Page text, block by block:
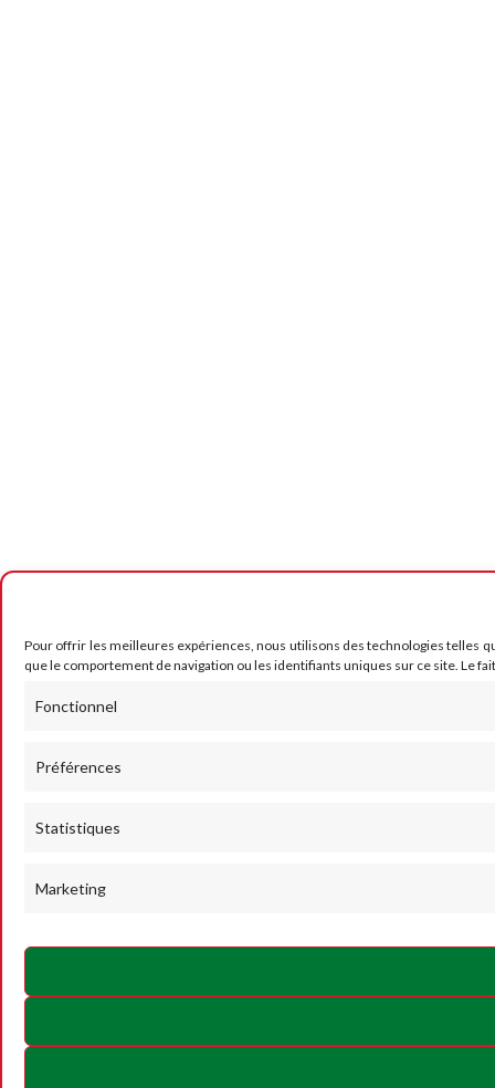
Pour offrir les meilleures expériences, nous utilisons des technologies telles
que le comportement de navigation ou les identifiants uniques sur ce site. Le
Fonctionnel
Préférences
Statistiques
Marketing